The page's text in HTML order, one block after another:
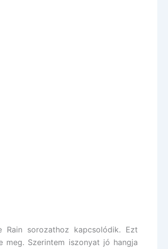
sorozathoz kapcsolódik. Ezt
meg. Szerintem iszonyat jó hangja